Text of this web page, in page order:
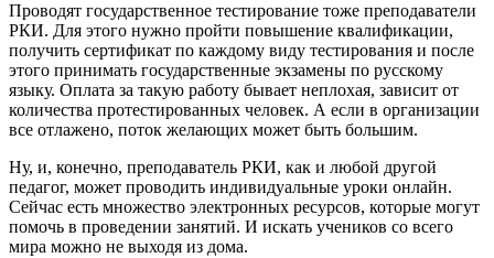
Проводят государственное тестирование тоже преподаватели
РКИ. Для этого нужно пройти повышение квалификации,
получить сертификат по каждому виду тестирования и после
этого принимать государственные экзамены по русскому
языку. Оплата за такую работу бывает неплохая, зависит от
количества протестированных человек. А если в организации
все отлажено, поток желающих может быть большим.
Ну, и, конечно, преподаватель РКИ, как и любой другой
педагог, может проводить индивидуальные уроки онлайн.
Сейчас есть множество электронных ресурсов, которые могут
помочь в проведении занятий. И искать учеников со всего
мира можно не выходя из дома.